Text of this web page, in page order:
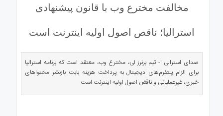
مخالفت مخترع وب با قانون پیشنهادی
استرالیا؛ ناقص اصول اولیه اینترنت است
صدای استرالی ا- تیم برنرز لی، مخترع وب، معتقد است که برنامه استرالیا
برای الزام پلتفرم‌های دیجیتال به پرداخت هزینه بابت بازنشر محتواهای
خبری، غیرعملیاتی و ناقض اصول اولیه اینترنت است.